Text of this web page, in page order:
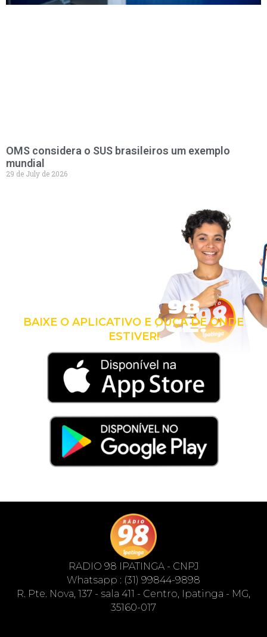
OMS considera o SUS brasileiros um exemplo
mundial
29 de July de 2026
LEVE A 98
COM VOCÊ!
BAIXE O APLICATIVO E OUÇA DE ONDE
ESTIVER!
RADIO 98 IPATINGA - CNPJ
Whatsapp : (31) 99844-9898
R. Pte. Nova, 137 - sala 411 - Centro, Ipatinga - MG,
35160-017